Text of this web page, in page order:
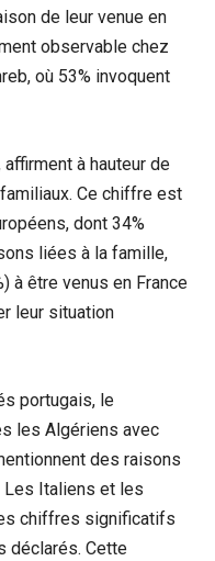
de leur venue en
observable chez
où 53% invoquent
affirment à hauteur de
Ce chiffre est
dont 34%
liées à la famille,
à être venus en France
leur situation
portugais, le
les Algériens avec
des raisons
Les Italiens et les
chiffres significatifs
déclarés. Cette